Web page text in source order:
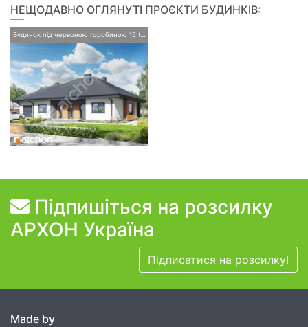
НЕЩОДАВНО ОГЛЯНУТІ ПРОЄКТИ БУДИНКІВ:
Будинок під червоною горобиною 15 (Г)
Підпишіться на розсилку
АРХОН Україна
Підписатися на розсилку!
Made by